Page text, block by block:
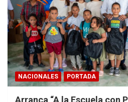
NACIONALES PORTADA
Arranca “A la Escuela con